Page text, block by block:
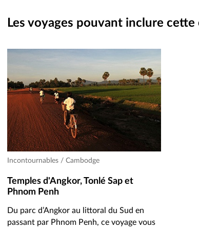
Les voyages pouvant inclure
Incontournables / Cambodge
Temples d'Angkor, Tonlé Sap et
Phnom Penh
Du parc d’Angkor au littoral du Sud en
passant par Phnom Penh, ce voyage vous